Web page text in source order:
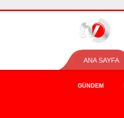
ANA SAYFA
GÜNDEM